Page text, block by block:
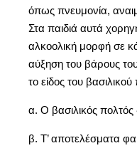
όπως πνευμονία,
Στα παιδιά αυτά
αλκοολική μορφή σε
αύξηση του βάρους
το είδος του
α. Ο βασιλικός πολτός
β. Τ’ αποτελέσματα